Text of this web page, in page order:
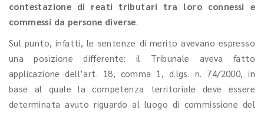
contestazione di reati tributari tra loro connessi e
commessi da persone diverse.
Sul punto, infatti, le sentenze di merito avevano espresso
una posizione differente: il Tribunale aveva fatto
applicazione dell’art. 18, comma 1, d.lgs. n. 74/2000, in
base al quale la competenza territoriale deve essere
determinata avuto riguardo al luogo di commissione del